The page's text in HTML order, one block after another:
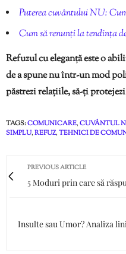
Puterea cuvântului NU:
Cum să renunți la tendința
Refuzul cu eleganță este o
de a spune nu într-un mod
păstrezi relațiile, să-ți
TAGS:COMUNICARE,CUVÂNTUL
SIMPLU,REFUZ,TEHNICI DE
PREVIOUS ARTICLE
5 Moduri prin care să
Insulte sau Umor? Analiza